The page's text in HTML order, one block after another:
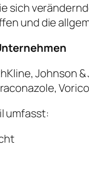
sich
und die
Johnson
umfasst: